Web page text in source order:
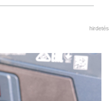
hirdetés